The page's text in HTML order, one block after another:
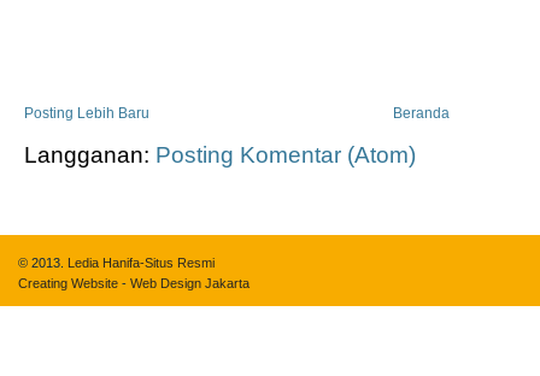
Posting Lebih Baru Beranda
Langganan: Posting Komentar (Atom)
© 2013. Ledia Hanifa-Situs Resmi
Creating Website - Web Design Jakarta